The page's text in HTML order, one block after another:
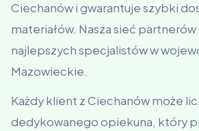
Ciechanów i gwarantuje szybki
materiałów. Nasza sieć
najlepszych specjalistów w
Mazowieckie.
Każdy klient z Ciechanów może
dedykowanego opiekuna, który